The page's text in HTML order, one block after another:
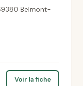
Belmont-
Voir la fiche